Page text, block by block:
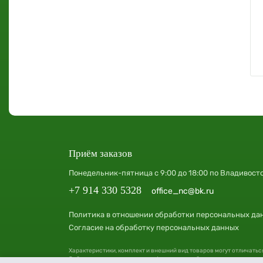
Приём заказов
Понедельник-пятница с 9:00 до 18:00 по
+7 914 330 5328 office_nc@bk.ru
Политика в отношении обработки персональных
Согласие на обработку персональных данных
Характеристики, комплект и внешний вид товаров могут
Сайт носит исключительно информационный характер и ни при